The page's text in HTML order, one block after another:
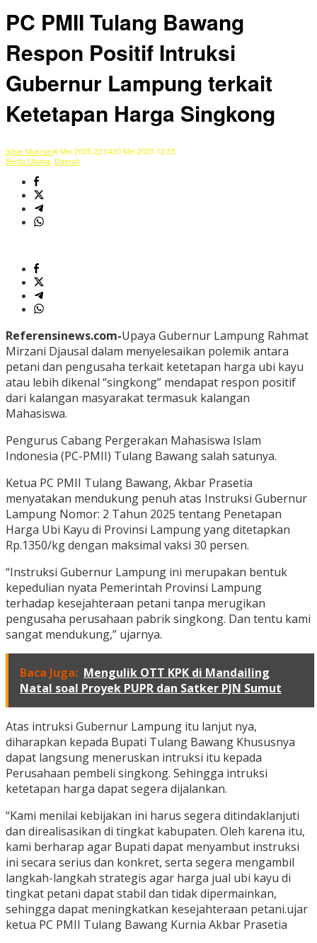
PC PMII Tulang Bawang
Respon Positif Intruksi
Gubernur Lampung terkait
Ketetapan Harga Singkong
Ishar Mukram6 Mei 2025 22:0430 Mei 2025 12:55
Berita Utama, Daerah
Referensinews.com-Upaya Gubernur Lampung Rahmat
Mirzani Djausal dalam menyelesaikan polemik antara
petani dan pengusaha terkait ketetapan harga ubi kayu
atau lebih dikenal “singkong” mendapat respon positif
dari kalangan masyarakat termasuk kalangan
Mahasiswa.
Pengurus Cabang Pergerakan Mahasiswa Islam
Indonesia (PC-PMII) Tulang Bawang salah satunya.
Ketua PC PMII Tulang Bawang, Akbar Prasetia
menyatakan mendukung penuh atas Instruksi Gubernur
Lampung Nomor: 2 Tahun 2025 tentang Penetapan
Harga Ubi Kayu di Provinsi Lampung yang ditetapkan
Rp.1350/kg dengan maksimal vaksi 30 persen.
“Instruksi Gubernur Lampung ini merupakan bentuk
kepedulian nyata Pemerintah Provinsi Lampung
terhadap kesejahteraan petani tanpa merugikan
pengusaha perusahaan pabrik singkong. Dan tentu kami
sangat mendukung,” ujarnya.
Baca Juga: Mengulik OTT KPK di Mandailing
Natal soal Proyek PUPR dan Satker PJN Sumut
Atas intruksi Gubernur Lampung itu lanjut nya,
diharapkan kepada Bupati Tulang Bawang Khususnya
dapat langsung meneruskan intruksi itu kepada
Perusahaan pembeli singkong. Sehingga intruksi
ketetapan harga dapat segera dijalankan.
“Kami menilai kebijakan ini harus segera ditindaklanjuti
dan direalisasikan di tingkat kabupaten. Oleh karena itu,
kami berharap agar Bupati dapat menyambut instruksi
ini secara serius dan konkret, serta segera mengambil
langkah-langkah strategis agar harga jual ubi kayu di
tingkat petani dapat stabil dan tidak dipermainkan,
sehingga dapat meningkatkan kesejahteraan petani.ujar
ketua PC PMII Tulang Bawang Kurnia Akbar Prasetia